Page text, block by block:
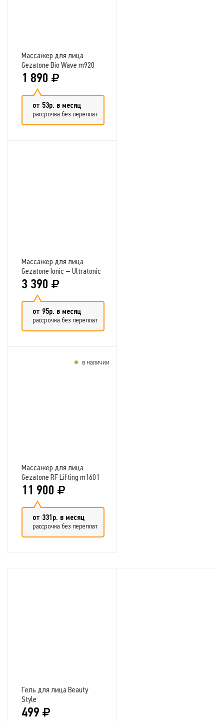
Массажер для лица
Gezatone Bio Wave m920
1 890
от 53р. в месяц
рассрочка без переплат
Массажер для лица
Gezatone Ionic – Ultratonic
m365
3 390
от 95р. в месяц
рассрочка без переплат
Массажер для лица
Gezatone RF Lifting m1601
11 900
от 331р. в месяц
рассрочка без переплат
в наличии
Гель для лица Beauty
Style
499